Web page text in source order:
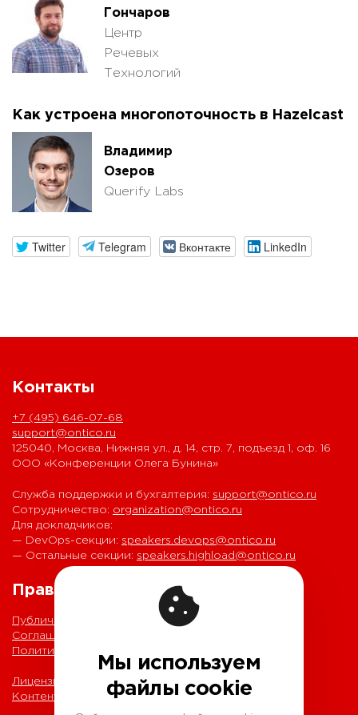
Гончаров
Центр
Речевых
Технологий
Как устроена многопоточность в Hazelcast
Владимир
Озеров
Querify Labs
Twitter Telegram Вконтакте LinkedIn
Контакты
+7 (495) 646-07-68
support@ontico.ru
125040, Москва, Нижняя ул., д. 14, стр. 7, подъезд 1, оф. 16
ООО «Конференции Олега Бунина»
Служба поддержки и бухгалтерия: support@ontico.ru
Сотрудничество: organization@ontico.ru
Для докладчиков:
— DevOps-секции: speakers.devops@ontico.ru
— Остальные секции: speakers.highload@ontico.ru
Правовая информация
Публичная оферта
Соглашение на обработку персональных данных
Политика обработки персональных данных
Лицензионный договор с Автором
Контентная политика конференции
Мы используем
файлы cookie